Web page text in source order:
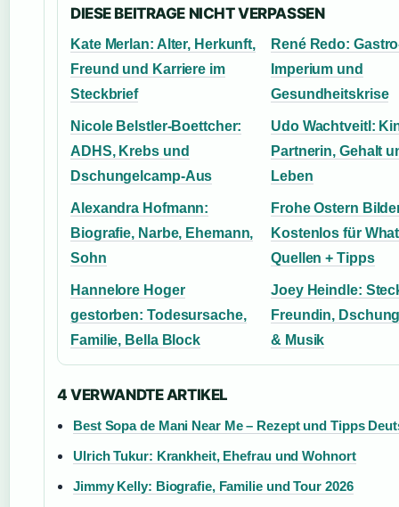
DIESE BEITRAGE NICHT VERPASSEN
Kate Merlan: Alter, Herkunft,
Freund und Karriere im
Steckbrief
René Redo:
Imperium und
Gesundheitskrise
Nicole Belstler-Boettcher:
ADHS, Krebs und
Dschungelcamp-Aus
Udo Wachtveitl:
Partnerin, Gehalt
Leben
Alexandra Hofmann:
Biografie, Narbe, Ehemann,
Sohn
Frohe Ostern
Kostenlos für
Quellen + Tipps
Hannelore Hoger
gestorben: Todesursache,
Familie, Bella Block
Joey Heindle:
Freundin,
& Musik
4 VERWANDTE ARTIKEL
Best Sopa de Mani Near Me – Rezept und Tipps
Ulrich Tukur: Krankheit, Ehefrau und Wohnort
Jimmy Kelly: Biografie, Familie und Tour 2026